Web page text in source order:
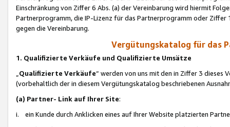
Einschränkung von Ziffer 6 Abs. (a) der Vereinbarung wird hiermit
Partnerprogramm, die IP-Lizenz für das Partnerprogramm oder
gegen die Vereinbarung.
Vergütungskatalog für das
1. Qualifizierte Verkäufe und Qualifizierte Umsätze
Qualifizierte Verkäufe“ werden von uns mit den in Ziffer 3
(vorbehaltlich der in diesem Vergütungskatalog beschriebenen
(a) Partner- Link auf Ihrer Site:
i. ein Kunde durch Anklicken eines auf Ihrer Website platzierten